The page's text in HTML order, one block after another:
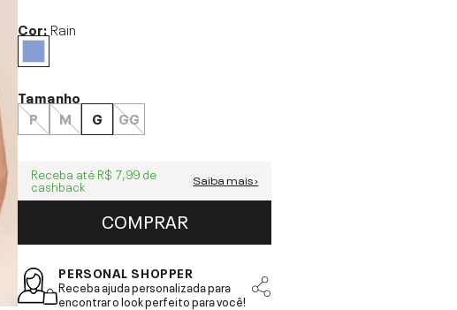
Cor:Rain
Tamanho
P
M G GG
Receba até R$ 7,99 de
cashback Saiba mais ›
COMPRAR
PERSONAL SHOPPER
Receba ajuda personalizada para
encontrar o look perfeito para você!